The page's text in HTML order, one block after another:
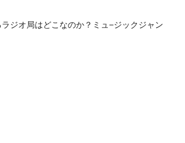
ジオ局はどこなのか？ミュ−ジックジャン